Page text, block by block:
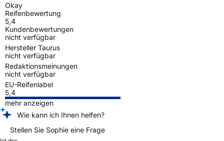
Okay
Reifenbewertung
5,4
Kundenbewertungen
nicht verfügbar
Hersteller Taurus
nicht verfügbar
Redaktionsmeinungen
nicht verfügbar
EU-Reifenlabel
5,4
mehr anzeigen
Wie kann ich Ihnen helfen?
Stellen Sie Sophie eine Frage